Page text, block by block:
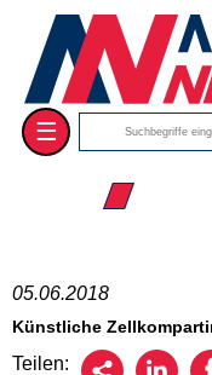
☰
☰ 2018
05.06.2018
Künstliche
Teilen: